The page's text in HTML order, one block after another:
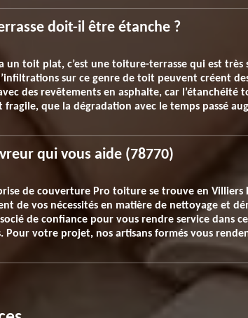
doit-il être étanche ?
un toit plat, c’est une toiture-terrasse qui est
sur ce genre de toit peuvent créent
des revêtements en asphalte, car
fragile, que la dégradation avec le temps passé
qui vous aide (78770)
de couverture Pro toiture se trouve en Villiers
de vos nécessités en matière de nettoyage et
de confiance pour vous rendre service dans
Pour votre projet, nos artisans formés vous